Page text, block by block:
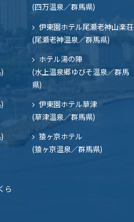
ら
(四万温泉／群馬県)
伊東園ホテル尾瀬老神山楽荘
(尾瀬老神温泉／群馬県)
ホテル湯の陣
(水上温泉郷ゆびそ温泉／群馬
県)
伊東園ホテル草津
(草津温泉／群馬県)
猿ヶ京ホテル
(猿ヶ京温泉／群馬県)